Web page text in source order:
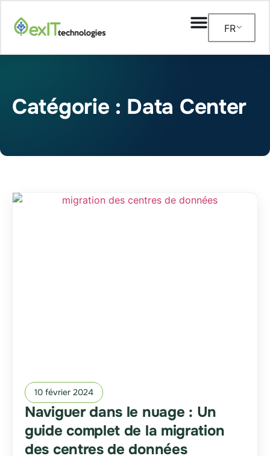
FR
Catégorie : Data Center
10 février 2024
Naviguer dans le nuage : Un
guide complet de la migration
des centres de données